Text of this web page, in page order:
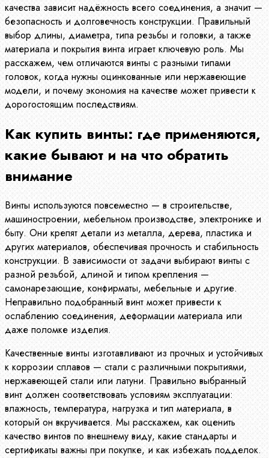
качества зависит надёжность всего соединения, а значит —
безопасность и долговечность конструкции. Правильный
выбор длины, диаметра, типа резьбы и головки, а также
материала и покрытия винта играет ключевую роль. Мы
расскажем, чем отличаются винты с разными типами
головок, когда нужны оцинкованные или нержавеющие
модели, и почему экономия на качестве может привести к
дорогостоящим последствиям.
Как купить винты: где применяются,
какие бывают и на что обратить
внимание
Винты используются повсеместно — в строительстве,
машиностроении, мебельном производстве, электронике и
быту. Они крепят детали из металла, дерева, пластика и
других материалов, обеспечивая прочность и стабильность
конструкции. В зависимости от задачи выбирают винты с
разной резьбой, длиной и типом крепления —
самонарезающие, конфирматы, мебельные и другие.
Неправильно подобранный винт может привести к
ослаблению соединения, деформации материала или
даже поломке изделия.
Качественные винты изготавливают из прочных и устойчивых
к коррозии сплавов — стали с различными покрытиями,
нержавеющей стали или латуни. Правильно выбранный
винт должен соответствовать условиям эксплуатации:
влажность, температура, нагрузка и тип материала, в
который он вкручивается. Мы расскажем, как оценить
качество винтов по внешнему виду, какие стандарты и
сертификаты важны при покупке, и как избежать подделок.